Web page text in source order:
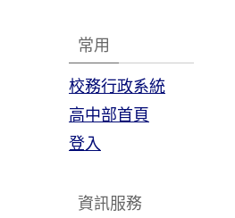
常用
校務行政系統
高中部首頁
登入
資訊服務